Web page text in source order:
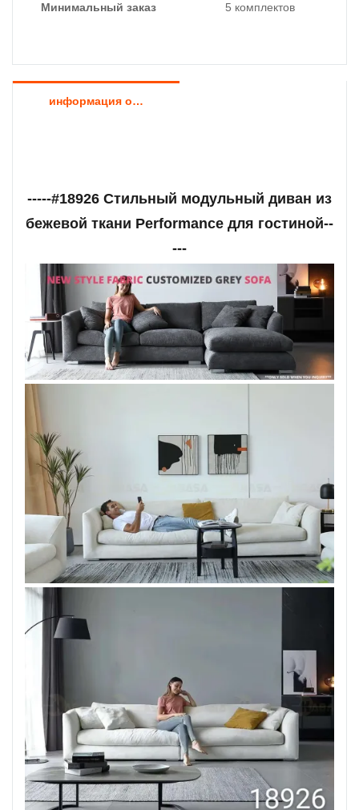
Минимальный заказ 5 комплектов
информация о продукте
-----#18926 Стильный модульный диван из
бежевой ткани Performance для гостиной--
---